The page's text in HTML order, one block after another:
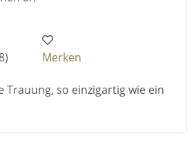
Merken
Trauung, so einzigartig wie ein